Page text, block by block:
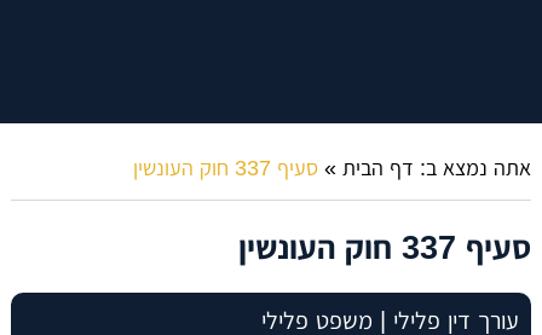
אתה נמצא ב: דף הבית » סעיף 337 חוק העונשין
סעיף 337 חוק העונשין
עורך דין פלילי | משפט פלילי